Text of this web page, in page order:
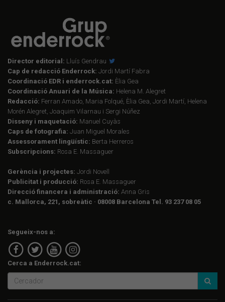
Director editorial: Lluís Gendrau
Cap de redacció Enderrock: Jordi Martí Fabra
Coordinació EDR i enderrock.cat: Èlia Gea
Coordinació Anuari de la Música: Helena M. Alegret
Redacció: Ferran Amado, Maria Folqué, Èlia Gea, Jordi Martí, Helena
Morén Alegret, Joaquim Vilarnau i Sergi Núñez
Disseny i maquetació: Manuel Cuyàs
Caps de fotografia: Juan Miguel Morales
Assessorament lingüístic: Berta Herreros
Subscripcions: Rosa E. Massaguer
Gerència i projectes: Jordi Novell
Publicitat i producció: Rosa E. Massaguer
Direcció financera i administració: Anna Gris
c. Mallorca, 221, sobreàtic · 08008 Barcelona Tel. 93 237 08 05
Segueix-nos a:
Cerca a Enderrock.cat: